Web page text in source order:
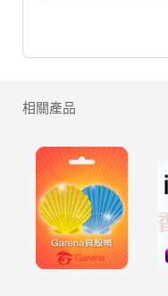
每個項目
傳說對決點券
樂享方便又慳
傳說對決 遊
貝殼幣、
相關產品